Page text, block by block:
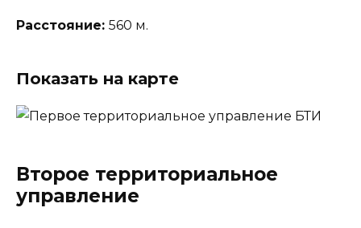
Расстояние: 560 м.
Показать на карте
Второе территориальное
управление